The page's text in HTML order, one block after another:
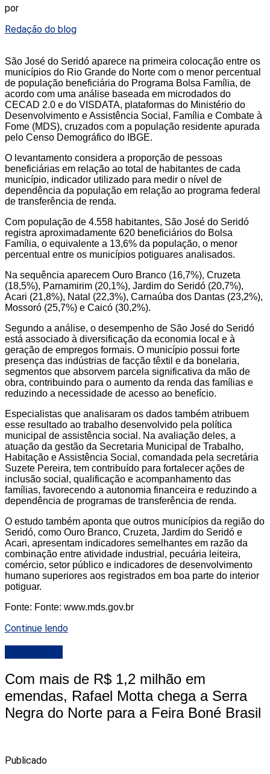
por
Redação do blog
São José do Seridó aparece na primeira colocação entre os
municípios do Rio Grande do Norte com o menor percentual
de população beneficiária do Programa Bolsa Família, de
acordo com uma análise baseada em microdados do
CECAD 2.0 e do VISDATA, plataformas do Ministério do
Desenvolvimento e Assistência Social, Família e Combate à
Fome (MDS), cruzados com a população residente apurada
pelo Censo Demográfico do IBGE.
O levantamento considera a proporção de pessoas
beneficiárias em relação ao total de habitantes de cada
município, indicador utilizado para medir o nível de
dependência da população em relação ao programa federal
de transferência de renda.
Com população de 4.558 habitantes, São José do Seridó
registra aproximadamente 620 beneficiários do Bolsa
Família, o equivalente a 13,6% da população, o menor
percentual entre os municípios potiguares analisados.
Na sequência aparecem Ouro Branco (16,7%), Cruzeta
(18,5%), Parnamirim (20,1%), Jardim do Seridó (20,7%),
Acari (21,8%), Natal (22,3%), Carnaúba dos Dantas (23,2%),
Mossoró (25,7%) e Caicó (30,2%).
Segundo a análise, o desempenho de São José do Seridó
está associado à diversificação da economia local e à
geração de empregos formais. O município possui forte
presença das indústrias de facção têxtil e da bonelaria,
segmentos que absorvem parcela significativa da mão de
obra, contribuindo para o aumento da renda das famílias e
reduzindo a necessidade de acesso ao benefício.
Especialistas que analisaram os dados também atribuem
esse resultado ao trabalho desenvolvido pela política
municipal de assistência social. Na avaliação deles, a
atuação da gestão da Secretaria Municipal de Trabalho,
Habitação e Assistência Social, comandada pela secretária
Suzete Pereira, tem contribuído para fortalecer ações de
inclusão social, qualificação e acompanhamento das
famílias, favorecendo a autonomia financeira e reduzindo a
dependência de programas de transferência de renda.
O estudo também aponta que outros municípios da região do
Seridó, como Ouro Branco, Cruzeta, Jardim do Seridó e
Acari, apresentam indicadores semelhantes em razão da
combinação entre atividade industrial, pecuária leiteira,
comércio, setor público e indicadores de desenvolvimento
humano superiores aos registrados em boa parte do interior
potiguar.
Fonte: Fonte: www.mds.gov.br
Continue lendo
Com mais de R$ 1,2 milhão em
emendas, Rafael Motta chega a Serra
Negra do Norte para a Feira Boné Brasil
Publicado